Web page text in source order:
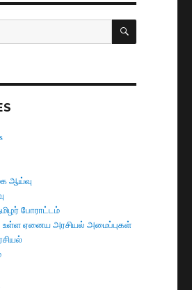
SEARCH
ஆய்வு
போராட்டம்
ஏனைய அரசியல் அமைப்புகள்